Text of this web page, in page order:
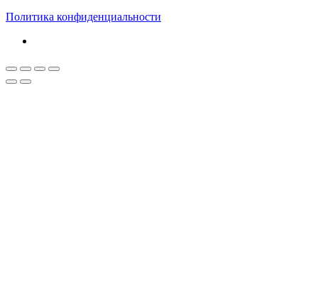
Политика конфиденциальности